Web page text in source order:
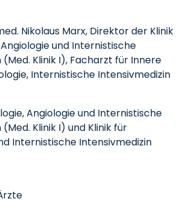
Nikolaus Marx, Direktor der Klinik
und Internistische
Klinik I), Facharzt für Innere
Internistische Intensivmedizin
Angiologie und Internistische
Klinik I) und Klinik für
Internistische Intensivmedizin